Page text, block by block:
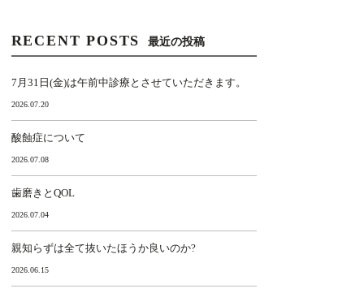
RECENT POSTS 最近の投稿
7月31日(金)は午前中診療とさせていただきます。
2026.07.20
酸蝕症について
2026.07.08
歯磨きとQOL
2026.07.04
親知らずは全て抜いたほうか良いのか?
2026.06.15